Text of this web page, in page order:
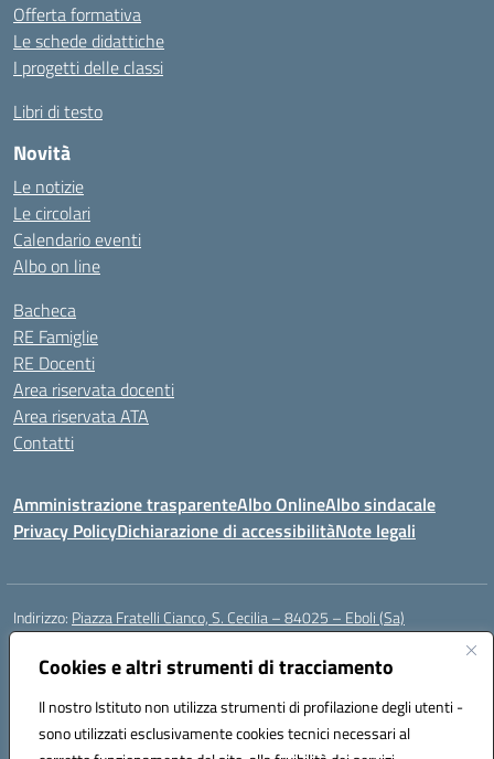
Cookies e altri strumenti di tracciamento
Il nostro Istituto non utilizza strumenti di profilazione degli utenti -
sono utilizzati esclusivamente cookies tecnici necessari al
Offerta formativa
Le schede didattiche
I progetti delle classi
Libri di testo
Novità
Le notizie
Le circolari
Calendario eventi
Albo on line
Bacheca
RE Famiglie
RE Docenti
Area riservata docenti
Area riservata ATA
Contatti
Amministrazione trasparenteAlbo OnlineAlbo sindacale
Privacy PolicyDichiarazione di accessibilitàNote legali
Indirizzo: Piazza Fratelli Cianco, S. Cecilia – 84025 – Eboli (Sa)
Centralino:
Posta elettronica certificata (PEC):saic81900c@pec.istruzione.it
Codice fiscale: 91028680659
Codice meccanografico:SAIC81900C
Codice Indice delle Pubbliche Amministrazioni (IPA): istsc_saic81900c